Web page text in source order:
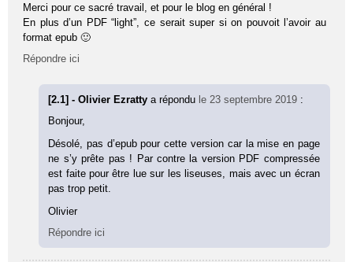
Merci pour ce sacré travail, et pour le blog en général !
En plus d’un PDF “light”, ce serait super si on pouvoit l’avoir au
format epub 🙂
Répondre ici
[2.1] - Olivier Ezrattya répondu le 23 septembre 2019 :
Bonjour,
Désolé, pas d’epub pour cette version car la mise en page
ne s’y prête pas ! Par contre la version PDF compressée
est faite pour être lue sur les liseuses, mais avec un écran
pas trop petit.
Olivier
Répondre ici